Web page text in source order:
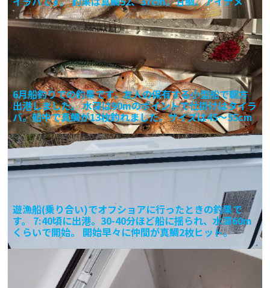
6月船釣りでの釣果です。友人の保有する小型船で朝方
出港しました。 水深は90mのポイントで仕掛けはタイラ
バ。船中で真鯛が13枚釣れました。サイズは45～55cm
遊漁船(乗り合い)でオフショアに行ったときの釣果で
す。 7:40頃に出港。30-40分ほど船に揺られ、水深60m
くらいで開始。 開始早々に仲間が真鯛2枚ヒット。